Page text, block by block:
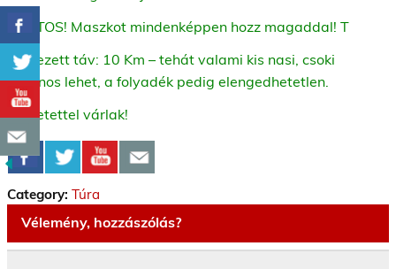
FONTOS! Maszkot mindenképpen hozz magaddal! T
Tervezett táv: 10 Km – tehát valami kis nasi, csoki
hasznos lehet, a folyadék pedig elengedhetetlen.
Szeretettel várlak!
Category: Túra
Vélemény, hozzászólás?